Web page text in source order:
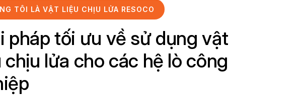
TÔI LÀ VẬT LIỆU CHỊU LỬA RESOCO
pháp tối ưu về sử dụng vật
chịu lửa cho các hệ lò công